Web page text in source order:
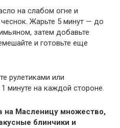
на слабом огне и
Жарьте 5 минут — до
затем добавьте
и готовьте еще
рулетиками или
минуте на каждой стороне.
на Масленицу множество,
блинчики и